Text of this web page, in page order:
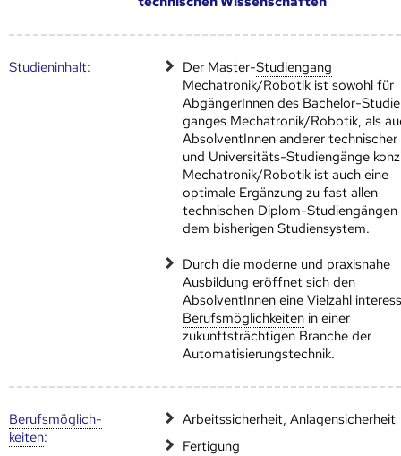
Studien­inhalt: Der Master-Studien­gang
Mechatronik/Robotik ist sowohl für
AbgängerInnen des Bachelor-
ganges Mechatronik/Robotik, als
AbsolventInnen anderer
und Universitäts-Studiengänge
Mechatronik/Robotik ist auch eine
optimale Ergänzung zu fast allen
technischen Diplom-Studiengängen
dem bisherigen Studiensystem.
Durch die moderne und praxisnahe
Ausbildung eröffnet sich den
AbsolventInnen eine Vielzahl
Berufs­möglich­keiten in einer
zukunftsträchtigen Branche der
Automatisierungstechnik.
Berufs­möglich­
keiten:
Arbeitssicherheit, Anlagensicherheit
Fertigung